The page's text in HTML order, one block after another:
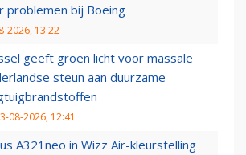
problemen bij Boeing
2026, 13:22
geeft groen licht voor massale
steun aan duurzame
08-2026, 12:41
A321neo in Wizz Air-kleurstelling